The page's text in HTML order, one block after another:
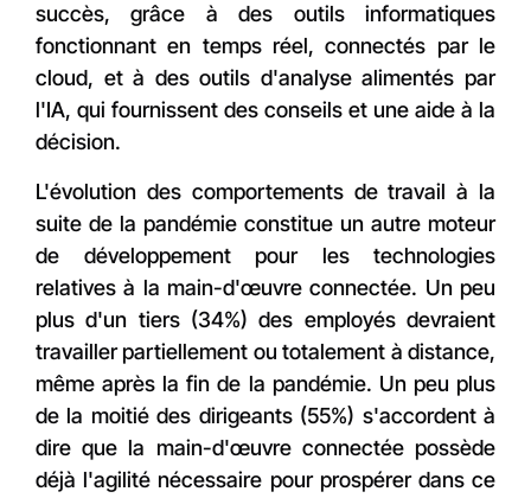
succès, grâce à des outils informatiques
fonctionnant en temps réel, connectés par le
cloud, et à des outils d'analyse alimentés par
l'IA, qui fournissent des conseils et une aide à la
décision.
L'évolution des comportements de travail à la
suite de la pandémie constitue un autre moteur
de développement pour les technologies
relatives à la main-d'œuvre connectée. Un peu
plus d'un tiers (34%) des employés devraient
travailler partiellement ou totalement à distance,
même après la fin de la pandémie. Un peu plus
de la moitié des dirigeants (55%) s'accordent à
dire que la main-d'œuvre connectée possède
déjà l'agilité nécessaire pour prospérer dans ce